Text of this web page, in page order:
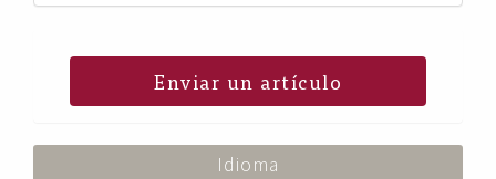
Enviar un artículo
Idioma